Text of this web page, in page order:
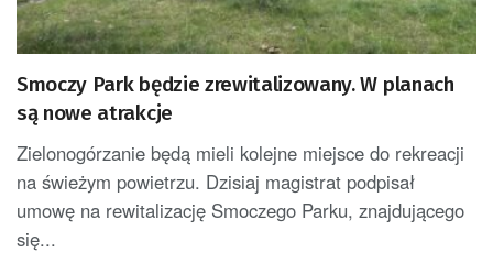
Smoczy Park będzie zrewitalizowany. W planach
są nowe atrakcje
Zielonogórzanie będą mieli kolejne miejsce do rekreacji
na świeżym powietrzu. Dzisiaj magistrat podpisał
umowę na rewitalizację Smoczego Parku, znajdującego
się...